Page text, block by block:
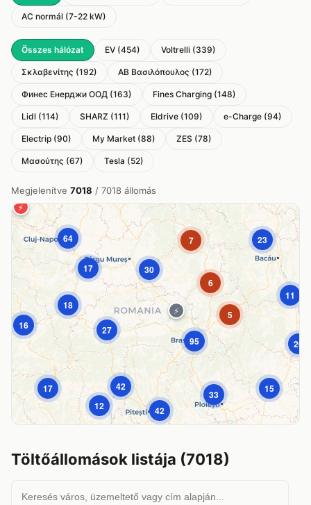
AC normál (7-22 kW)
Összes hálózat EV (454) Voltrelli (339)
Σκλαβενίτης (192) ΑΒ Βασιλόπουλος (172)
Финес Енерджи ООД (163) Fines Charging (148)
Lidl (114) SHARZ (111) Eldrive (109) e-Charge (94)
Electrip (90) My Market (88) ZES (78)
Μασούτης (67) Tesla (52)
Megjelenítve 7018 / 7018 állomás
Térkép betöltése...
⚡
11
20
6
5
30
18
16
15
7
17
64
27
12
17
33
42
42
95
23
⚡
+ −
Leaflet |© OpenStreetMap © CARTO
Töltőállomások listája (7018)